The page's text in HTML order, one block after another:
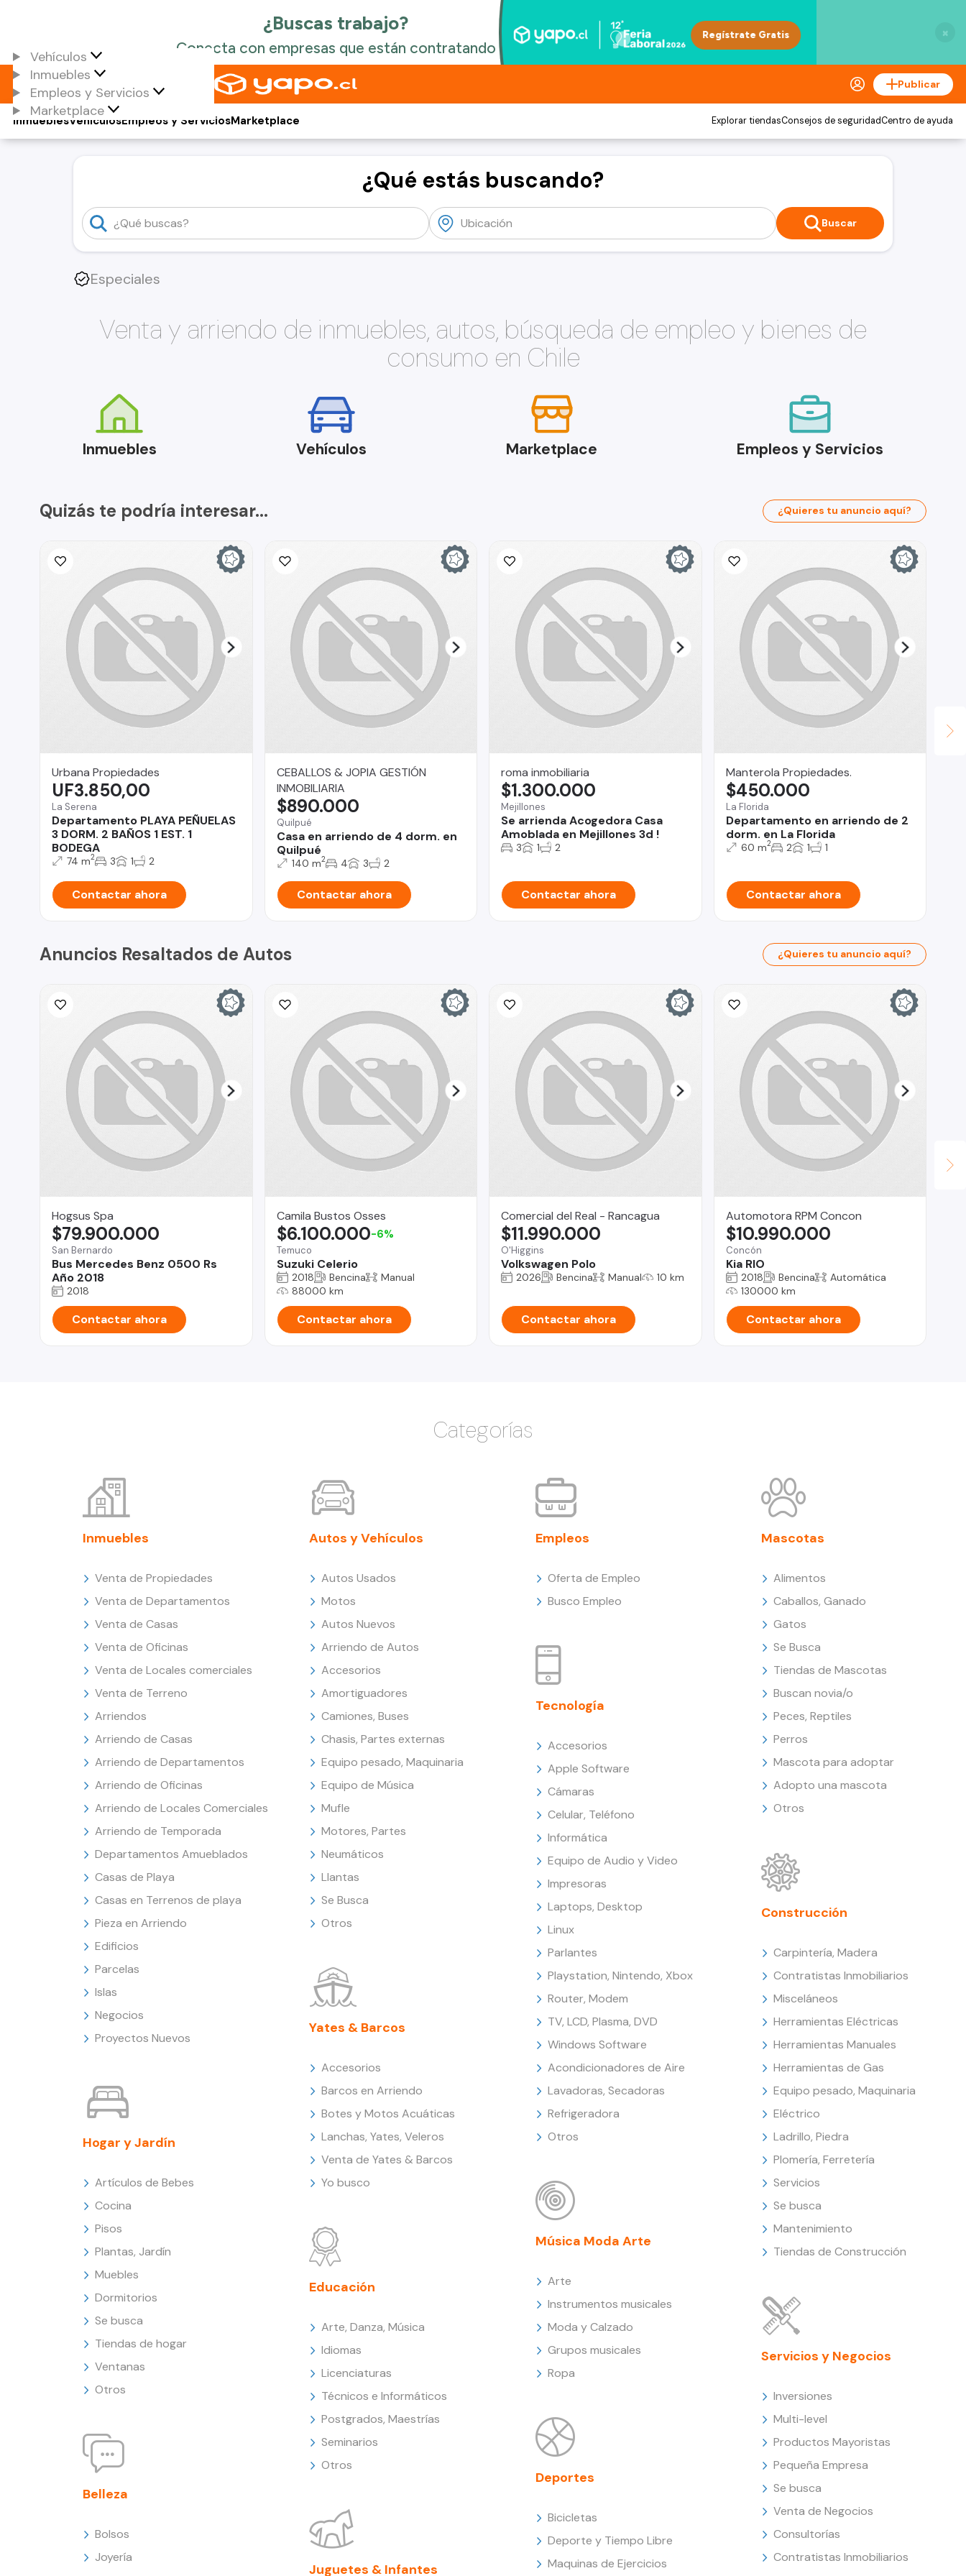
×
Vehículos
Inmuebles
Empleos y Servicios
Marketplace
Publicar
Vehículos
Inmuebles Empleos y ServiciosMarketplace Explorar tiendasConsejos de seguridadCentro de ayuda
¿Qué estás buscando?
Buscar
Especiales
Venta y arriendo de inmuebles, autos, búsqueda de empleo y bienes de
consumo en Chile
Inmuebles Vehículos Marketplace Empleos y Servicios
Quizás te podría interesar... ¿Quieres tu anuncio aquí?
Urbana Propiedades
La Serena
Departamento PLAYA PEÑUELAS
3 DORM. 2 BAÑOS 1 EST. 1
BODEGA
UF3.850,00
74 m2 3 1 2
Contactar ahora
CEBALLOS & JOPIA GESTIÓN
INMOBILIARIA
Quilpué
Casa en arriendo de 4 dorm. en
Quilpué
$890.000
140 m2 4 3 2
Contactar ahora
roma inmobiliaria
Mejillones
Se arrienda Acogedora Casa
Amoblada en Mejillones 3d !
$1.300.000
3 1 2
Contactar ahora
Manterola Propiedades.
La Florida
Departamento en arriendo de 2
dorm. en La Florida
$450.000
60 m2 2 1 1
Contactar ahora
Anuncios Resaltados de Autos ¿Quieres tu anuncio aquí?
Hogsus Spa
San Bernardo
Bus Mercedes Benz 0500 Rs
Año 2018
$79.900.000
2018
Contactar ahora
Camila Bustos Osses
Temuco
Suzuki Celerio
$6.100.000-6%
2018 Bencina
Manual
88000 km
Contactar ahora
Comercial del Real - Rancagua
O'Higgins
Volkswagen Polo
$11.990.000
2026 Bencina Manual 10 km
Contactar ahora
Automotora RPM Concon
Concón
Kia RIO
$10.990.000
2018 Bencina
Automática
130000 km
Contactar ahora
Categorías
Inmuebles
Venta de Propiedades
Venta de Departamentos
Venta de Casas
Venta de Oficinas
Venta de Locales comerciales
Venta de Terreno
Arriendos
Arriendo de Casas
Arriendo de Departamentos
Arriendo de Oficinas
Arriendo de Locales Comerciales
Arriendo de Temporada
Departamentos Amueblados
Casas de Playa
Casas en Terrenos de playa
Pieza en Arriendo
Edificios
Parcelas
Islas
Negocios
Proyectos Nuevos
Hogar y Jardín
Artículos de Bebes
Cocina
Pisos
Plantas, Jardín
Muebles
Dormitorios
Se busca
Tiendas de hogar
Ventanas
Otros
Belleza
Bolsos
Joyería
Autos y Vehículos
Autos Usados
Motos
Autos Nuevos
Arriendo de Autos
Accesorios
Amortiguadores
Camiones, Buses
Chasis, Partes externas
Equipo pesado, Maquinaria
Equipo de Música
Mufle
Motores, Partes
Neumáticos
Llantas
Se Busca
Otros
Yates & Barcos
Accesorios
Barcos en Arriendo
Botes y Motos Acuáticas
Lanchas, Yates, Veleros
Venta de Yates & Barcos
Yo busco
Educación
Arte, Danza, Música
Idiomas
Licenciaturas
Técnicos e Informáticos
Postgrados, Maestrías
Seminarios
Otros
Juguetes & Infantes
Empleos
Oferta de Empleo
Busco Empleo
Tecnología
Accesorios
Apple Software
Cámaras
Celular, Teléfono
Informática
Equipo de Audio y Video
Impresoras
Laptops, Desktop
Linux
Parlantes
Playstation, Nintendo, Xbox
Router, Modem
TV, LCD, Plasma, DVD
Windows Software
Acondicionadores de Aire
Lavadoras, Secadoras
Refrigeradora
Otros
Música Moda Arte
Arte
Instrumentos musicales
Moda y Calzado
Grupos musicales
Ropa
Deportes
Bicicletas
Deporte y Tiempo Libre
Maquinas de Ejercicios
Mascotas
Alimentos
Caballos, Ganado
Gatos
Se Busca
Tiendas de Mascotas
Buscan novia/o
Peces, Reptiles
Perros
Mascota para adoptar
Adopto una mascota
Otros
Construcción
Carpintería, Madera
Contratistas Inmobiliarios
Misceláneos
Herramientas Eléctricas
Herramientas Manuales
Herramientas de Gas
Equipo pesado, Maquinaria
Eléctrico
Ladrillo, Piedra
Plomería, Ferretería
Servicios
Se busca
Mantenimiento
Tiendas de Construcción
Servicios y Negocios
Inversiones
Multi-level
Productos Mayoristas
Pequeña Empresa
Se busca
Venta de Negocios
Consultorías
Contratistas Inmobiliarios